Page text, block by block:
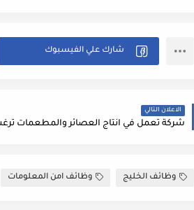
الاعلان التالي
وظائف الخليج وظائف امن المعلومات